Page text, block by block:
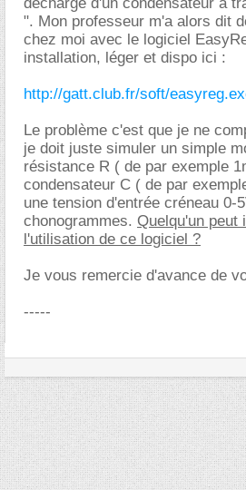
". Mon professeur m'a alors dit
chez moi avec le logiciel
installation, léger et dispo ici :
http://gatt.club.fr/soft/
Le problème c'est que je ne
je doit juste simuler un simple
résistance R ( de par exemple
condensateur C ( de par
une tension d'entrée créneau 0-
chonogrammes. Quelqu'un peut
l'utilisation de ce logiciel ?
Je vous remercie d'avance de
-----